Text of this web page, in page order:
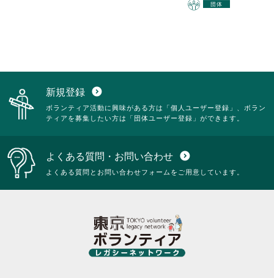
団体
新規登録 expand_circle_down
ボランティア活動に興味がある方は「個人ユーザー登録」、ボラン
ティアを募集したい方は「団体ユーザー登録」ができます。
よくある質問・お問い合わせ expand_circle_down
よくある質問とお問い合わせフォームをご用意しています。